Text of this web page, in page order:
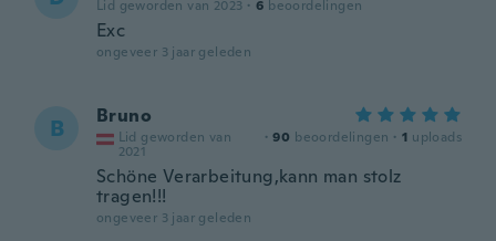
Lid geworden van 2023 · 6 beoordelingen
Exc
ongeveer 3 jaar geleden
B Bruno
Lid geworden van
2021
· 90 beoordelingen · 1 uploads
Schöne Verarbeitung,kann man stolz
tragen!!!
ongeveer 3 jaar geleden